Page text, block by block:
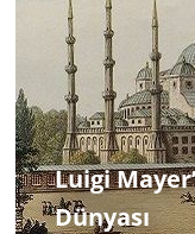
Luigi
Dünyası